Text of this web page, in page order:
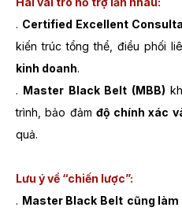
. Certified Excellent
kiến trúc tổng thể, điều phối
kinh doanh.
. Master Black Belt (MBB)
trình, bảo đảm độ chính xác
quả.
Lưu ý về “chiến lược”:
. Master Black Belt cũng làm